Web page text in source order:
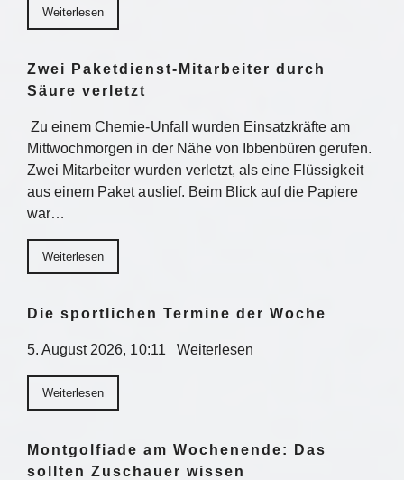
Weiterlesen
Zwei Paketdienst-Mitarbeiter durch
Säure verletzt
Zu einem Chemie-Unfall wurden Einsatzkräfte am
Mittwochmorgen in der Nähe von Ibbenbüren gerufen.
Zwei Mitarbeiter wurden verletzt, als eine Flüssigkeit
aus einem Paket auslief. Beim Blick auf die Papiere
war…
Weiterlesen
Die sportlichen Termine der Woche
5. August 2026, 10:11 Weiterlesen
Weiterlesen
Montgolfiade am Wochenende: Das
sollten Zuschauer wissen